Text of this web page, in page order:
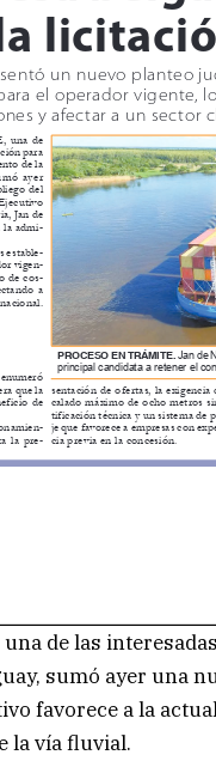
una de las
sumó ayer una
favorece a la
la vía fluvial.